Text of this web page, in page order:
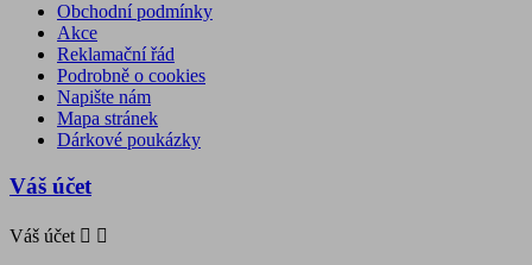
Obchodní podmínky
Akce
Reklamační řád
Podrobně o cookies
Napište nám
Mapa stránek
Dárkové poukázky
Váš účet
Váš účet  